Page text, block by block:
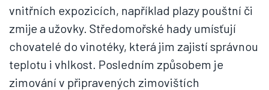
vnitřních expozicích, například plazy pouštní či
zmije a užovky. Středomořské hady umísťují
chovatelé do vinotéky, která jim zajistí správnou
teplotu i vhlkost. Posledním způsobem je
zimování v připravených zimovištích